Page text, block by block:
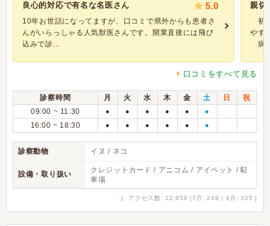
良心的対応で有名な名医さん 5.0
10年お世話になってますが、口コミで県外からも患者さ
んがいらっしゃる人気獣医さんです。開業直後には飛び
込みで診...
親切
初
やす
病
口コミをすべて見る
診察時間 月 火 水 木 金 土 日
祝
09:00 ~ 11:30
● ● ● ● ● ●
16:00 ~ 18:30 ● ● ● ● ● ●
診察動物 イヌ / ネコ
設備・取り扱い
クレジットカード / アニコム / アイペット / 駐
車場
↓ アクセス数: 12,658 [7月: 248 | 6月: 325 ]